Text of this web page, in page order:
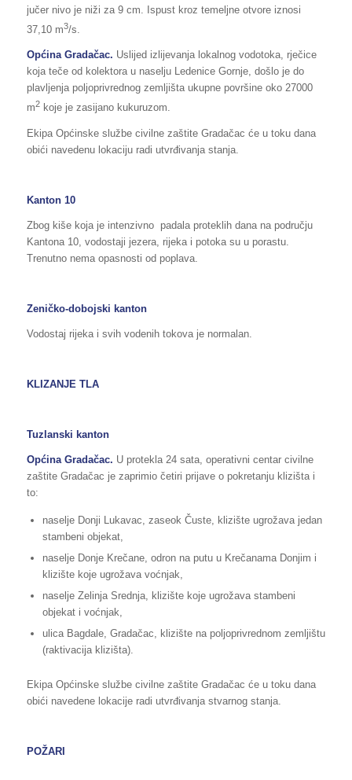
jučer nivo je niži za 9 cm. Ispust kroz temeljne otvore iznosi
37,10 m3/s.
Općina Gradačac. Uslijed izlijevanja lokalnog vodotoka, rječice
koja teče od kolektora u naselju Ledenice Gornje, došlo je do
plavljenja poljoprivrednog zemljišta ukupne površine oko 27000
m2koje je zasijano kukuruzom.
Ekipa Općinske službe civilne zaštite Gradačac će u toku dana
obići navedenu lokaciju radi utvrđivanja stanja.
Kanton 10
Zbog kiše koja je intenzivno padala proteklih dana na području
Kantona 10, vodostaji jezera, rijeka i potoka su u porastu.
Trenutno nema opasnosti od poplava.
Zeničko-dobojski kanton
Vodostaj rijeka i svih vodenih tokova je normalan.
KLIZANJE TLA
Tuzlanski kanton
Općina Gradačac. U protekla 24 sata, operativni centar civilne
zaštite Gradačac je zaprimio četiri prijave o pokretanju klizišta i
to:
naselje Donji Lukavac, zaseok Čuste, klizište ugrožava jedan
stambeni objekat,
naselje Donje Krečane, odron na putu u Krečanama Donjim i
klizište koje ugrožava voćnjak,
naselje Zelinja Srednja, klizište koje ugrožava stambeni
objekat i voćnjak,
ulica Bagdale, Gradačac, klizište na poljoprivrednom zemljištu
(raktivacija klizišta).
Ekipa Općinske službe civilne zaštite Gradačac će u toku dana
obići navedene lokacije radi utvrđivanja stvarnog stanja.
POŽARI